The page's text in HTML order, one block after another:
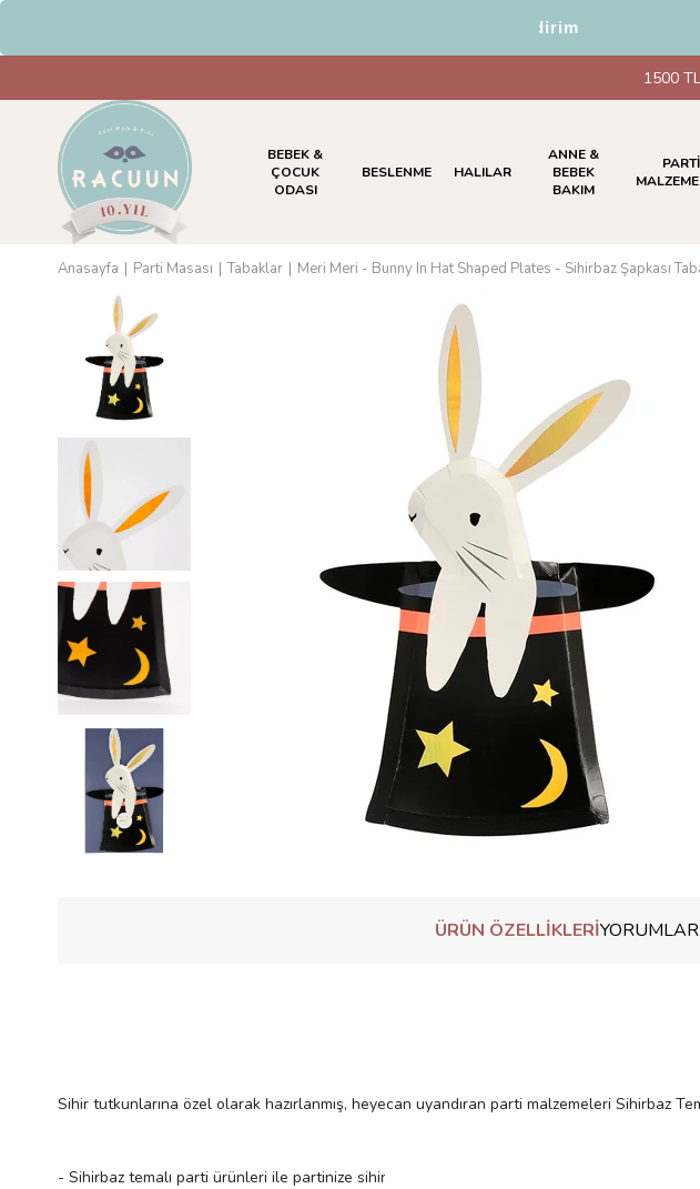
HAVALE & EFT Ödemelerinde %5 İndirim
1500
BEBEK &
ÇOCUK
ODASI
BESLENME HALILAR
ANNE &
BEBEK
BAKIM
PARTİ
Anasayfa Parti Masası Tabaklar Meri Meri - Bunny In Hat Shaped Plates - Sihirbaz Şapkası
ÜRÜN ÖZELLIKLERIYORUMLAR
Sihir tutkunlarına özel olarak hazırlanmış, heyecan uyandıran parti malzemeleri Sihirbaz
- Sihirbaz temalı parti ürünleri ile partinize sihir katın!